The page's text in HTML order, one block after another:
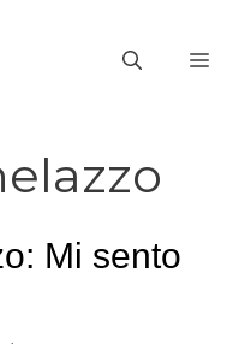
Mi sento